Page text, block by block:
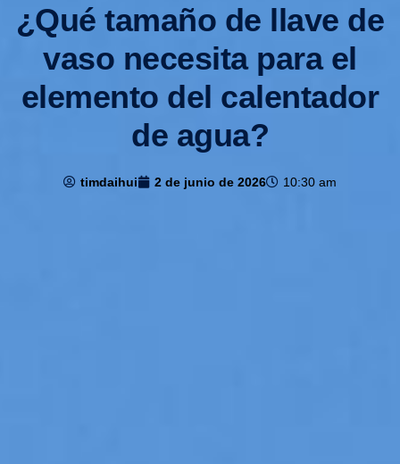
¿Qué tamaño de llave de
vaso necesita para el
elemento del calentador
de agua?
timdaihui 2 de junio de 2026 10:30 am